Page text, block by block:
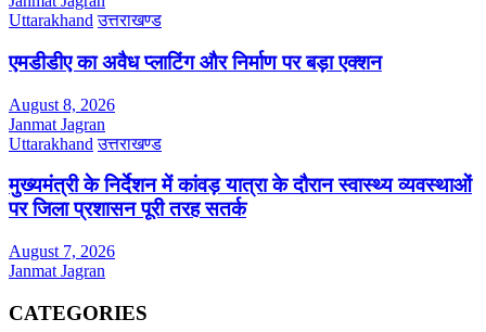
Uttarakhand उत्तराखण्ड
एमडीडीए का अवैध प्लाटिंग और निर्माण पर बड़ा एक्शन
August 8, 2026
Janmat Jagran
Uttarakhand उत्तराखण्ड
मुख्यमंत्री के निर्देशन में कांवड़ यात्रा के दौरान स्वास्थ्य व्यवस्थाओं
पर जिला प्रशासन पूरी तरह सतर्क
August 7, 2026
Janmat Jagran
CATEGORIES